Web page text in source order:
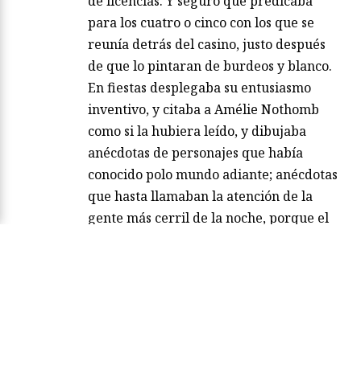
cosas de las que no tenía ni la menor
idea, inventándose la misa y llenándola
de licencias. Y seguro que predicaba
para los cuatro o cinco con los que se
reunía detrás del casino, justo después
de que lo pintaran de burdeos y blanco.
En fiestas desplegaba su entusiasmo
inventivo, y citaba a Amélie Nothomb
como si la hubiera leído, y dibujaba
anécdotas de personajes que había
conocido polo mundo adiante; anécdotas